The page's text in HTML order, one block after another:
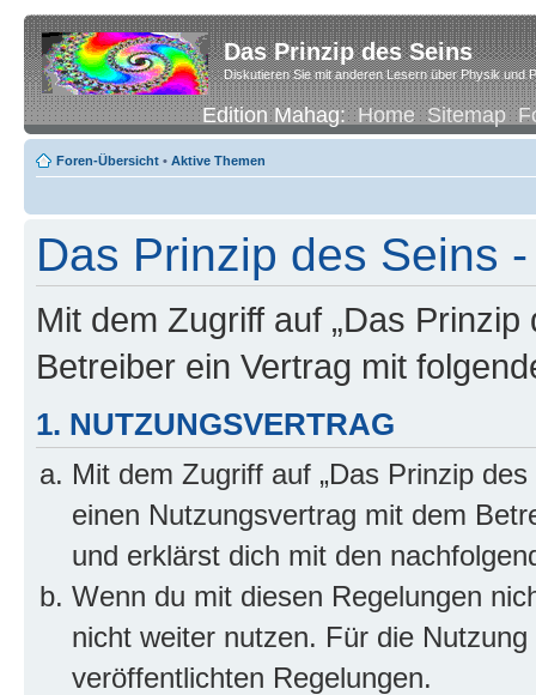
Das Prinzip des Seins
Diskutieren Sie mit anderen Lesern über Physik und
Edition Mahag:Home Sitemap
Foren-Übersicht • Aktive Themen
Das Prinzip des Seins
Mit dem Zugriff auf „Das
Betreiber ein Vertrag mit
1. NUTZUNGSVERTRAG
Mit dem Zugriff auf „Das Prinzip
einen Nutzungsvertrag mit dem
und erklärst dich mit den
Wenn du mit diesen Regelungen
nicht weiter nutzen. Für die
veröffentlichten Regelungen.